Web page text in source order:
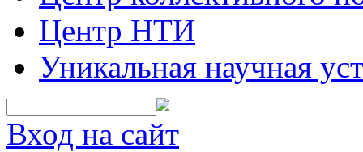
Центр НТИ
Уникальная научная
Вход на сайт